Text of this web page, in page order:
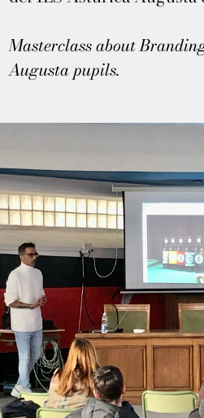
Masterclass about
Augusta pupils.